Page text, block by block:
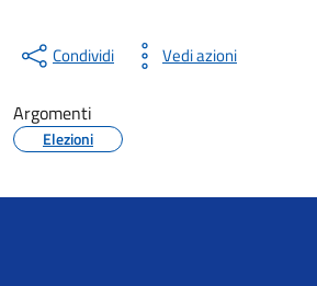
Condividi Vedi azioni
Argomenti
Elezioni